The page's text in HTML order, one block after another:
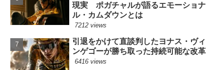
現実 ポガチャルが語るエモーショナ
ル・カムダウンとは
7212 views
引退をかけて直談判したヨナス・ヴィ
ンゲゴーが勝ち取った持続可能な改革
6416 views